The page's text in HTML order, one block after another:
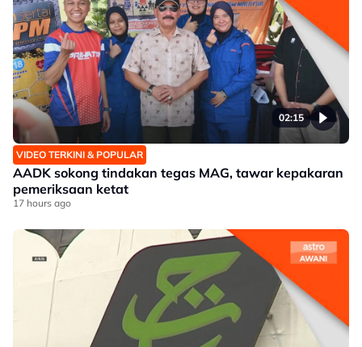
02:15
VIDEO TERKINI & POPULAR
AADK sokong tindakan tegas MAG, tawar kepakaran
pemeriksaan ketat
17 hours ago